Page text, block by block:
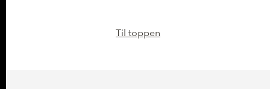
Til toppen